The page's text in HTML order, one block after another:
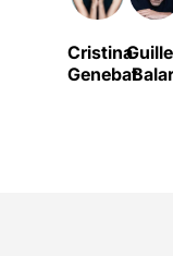
Cristina
Genebat